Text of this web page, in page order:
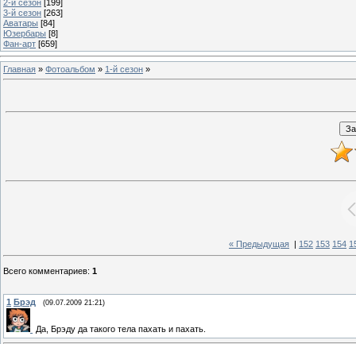
2-й сезон [199]
3-й сезон [263]
Аватары [84]
Юзербары [8]
Фан-арт [659]
Главная » Фотоальбом » 1-й сезон »
« Предыдущая | 152 153 154
Всего комментариев: 1
1 Брэд (09.07.2009 21:21)
Да, Брэду да такого тела пахать и пахать.